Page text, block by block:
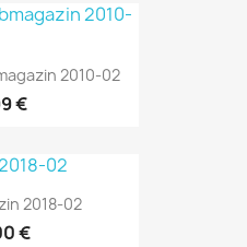
2010-02
€
2018-02
€